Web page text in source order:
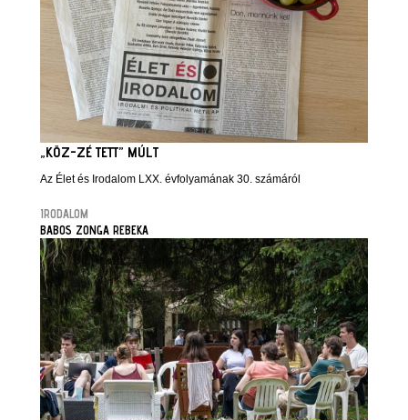
„KÖZ-ZÉ TETT” MÚLT
Az Élet és Irodalom LXX. évfolyamának 30. számáról
IRODALOM
BABOS ZONGA REBEKA